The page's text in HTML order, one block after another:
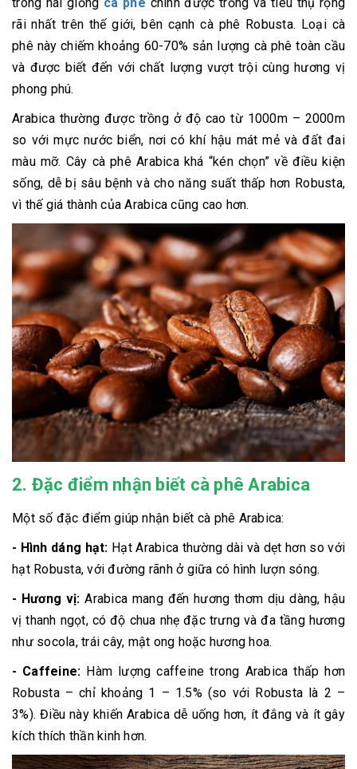
rãi nhất trên thế giới, bên cạnh cà phê Robusta. Loại cà
phê này chiếm khoảng 60-70% sản lượng cà phê toàn cầu
và được biết đến với chất lượng vượt trội cùng hương vị
phong phú.
Arabica thường được trồng ở độ cao từ 1000m – 2000m
so với mực nước biển, nơi có khí hậu mát mẻ và đất đai
màu mỡ. Cây cà phê Arabica khá “kén chọn” về điều kiện
sống, dễ bị sâu bệnh và cho năng suất thấp hơn Robusta,
vì thế giá thành của Arabica cũng cao hơn.
2. Đặc điểm nhận biết cà phê Arabica
Một số đặc điểm giúp nhận biết cà phê Arabica:
- Hình dáng hạt: Hạt Arabica thường dài và dẹt hơn so với
hạt Robusta, với đường rãnh ở giữa có hình lượn sóng.
- Hương vị: Arabica mang đến hương thơm dịu dàng, hậu
vị thanh ngọt, có độ chua nhẹ đặc trưng và đa tầng hương
như socola, trái cây, mật ong hoặc hương hoa.
- Caffeine: Hàm lượng caffeine trong Arabica thấp hơn
Robusta – chỉ khoảng 1 – 1.5% (so với Robusta là 2 –
3%). Điều này khiến Arabica dễ uống hơn, ít đắng và ít gây
kích thích thần kinh hơn.